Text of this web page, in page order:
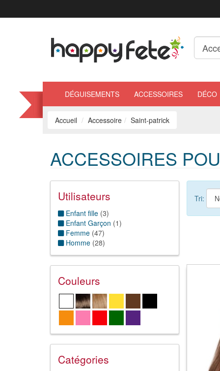
DÉGUISEMENTS ACCESSOIRES DÉCO
Accueil Accessoire Saint-patrick
ACCESSOIRES
Utilisateurs
Enfant fille (3)
Enfant Garçon (1)
Femme (47)
Homme (28)
Couleurs
Catégories
Tri: